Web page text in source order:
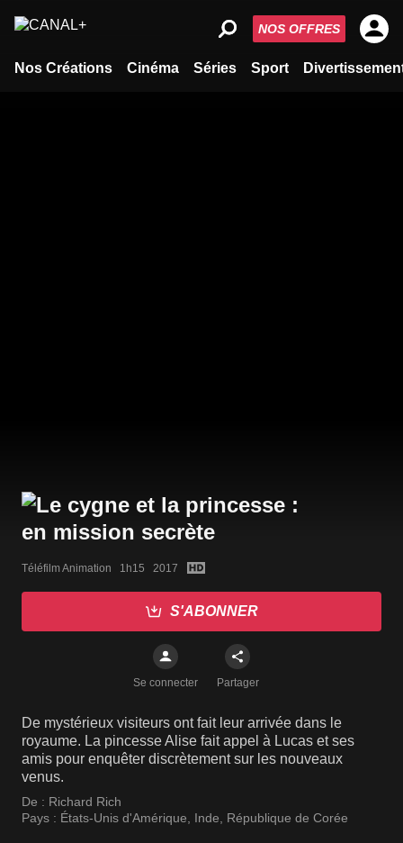
Nos Créations Cinéma Séries Sport
NOS OFFRES
Téléfilm Animation   1h15   2017
S'ABONNER
Se connecter Partager
De mystérieux visiteurs ont fait leur arrivée dans le
royaume. La pincesse Alise fait appel à Lucas et ses
amis pour enquêter discrètement sur les nouveaux
venus.
De : Richard Rich
Pays : États-Unis d'Amérique, Inde, République de Corée